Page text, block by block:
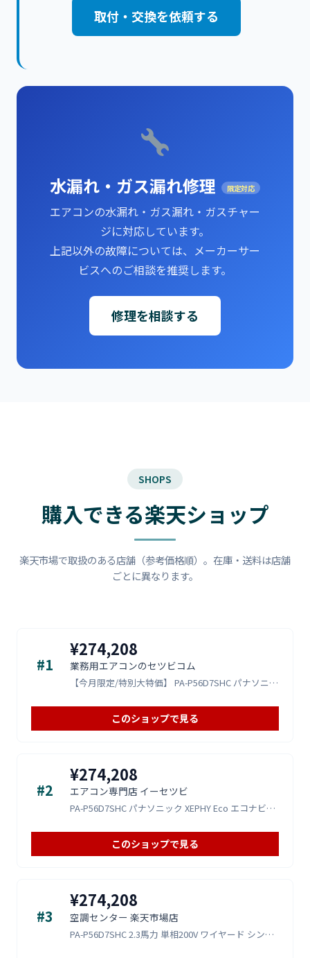
取付・交換を依頼する
水漏れ・ガス漏れ修理 限定対応
エアコンの水漏れ・ガス漏れ・ガスチャー
ジに対応しています。
上記以外の故障については、メーカーサー
ビスへのご相談を推奨します。
修理を相談する
SHOPS
購入できる楽天ショップ
楽天市場で取扱のある店舗（参考価格順）。在庫・送料は店舗
ごとに異なります。
#1
¥274,208
業務用エアコンのセツビコム
【今月限定/特別大特価】 PA-P56D7SHC パナソニック 業務用エアコン XEPHY Eco エコナビ 高天井用1
このショップで見る
#2
¥274,208
エアコン専門店 イーセツビ
PA-P56D7SHC パナソニック XEPHY Eco エコナビシリーズ 高天井用1方向カセット形 2.3馬力 シング
このショップで見る
#3
¥274,208
空調センター 楽天市場店
PA-P56D7SHC 2.3馬力 単相200V ワイヤード シングル 業務用エアコン パナソニック 高天井用1方向カセ